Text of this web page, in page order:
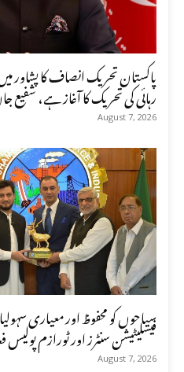
پاکستان تحریک انصاف کا پشاور
رہائی کی تحریک کا آغاز ہے، شفیع
August 7, 2026
سیاحوں کو محفوظ اور معیاری
فیسلیٹیشن سنٹرز اور ٹورازم
August 7, 2026